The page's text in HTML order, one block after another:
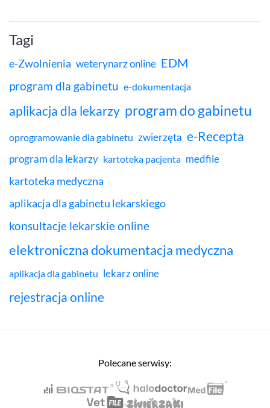
Tagi
e-Zwolnienia weterynarz online EDM
program dla gabinetu e-dokumentacja
aplikacja dla lekarzy program do gabinetu
oprogramowanie dla gabinetu zwierzęta e-Recepta
program dla lekarzy kartoteka pacjenta medfile
kartoteka medyczna
aplikacja dla gabinetu lekarskiego
konsultacje lekarskie online
elektroniczna dokumentacja medyczna
aplikacja dla gabinetu lekarz online
rejestracja online
Polecane serwisy: